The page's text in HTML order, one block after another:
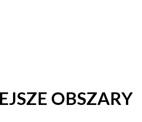
OBSZARY